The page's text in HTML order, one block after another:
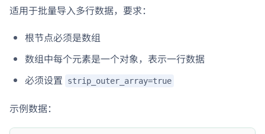
适用于批量导入多行数据，要求：
根节点必须是数组
数组中每个元素是一个对象，表示一行数据
必须设置
strip_outer_array=true
示例数据：